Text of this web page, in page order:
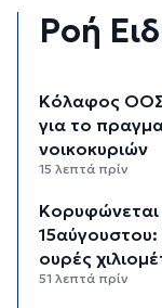
Ροή
Κόλαφος
για το
νοικοκυριών
15 λεπτά πρίν
Κορυφώνεται
ουρές
51 λεπτά πρίν